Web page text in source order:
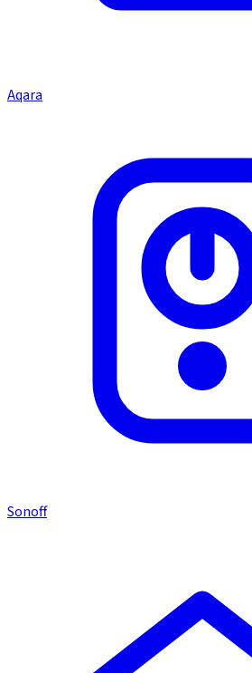
Aqara
Sonoff